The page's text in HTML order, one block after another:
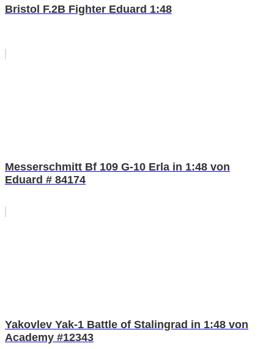
Bristol F.2B Fighter Eduard 1:48
Messerschmitt Bf 109 G-10 Erla in 1:48 von
Eduard # 84174
Yakovlev Yak-1 Battle of Stalingrad in 1:48 von
Academy #12343